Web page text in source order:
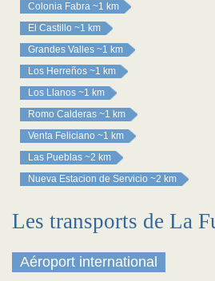
Colonia Fabra ~1 km
El Castillo ~1 km
Grandes Valles ~1 km
Los Herreños ~1 km
Los Llanos ~1 km
Romo Calderas ~1 km
Venta Feliciano ~1 km
Las Pueblas ~2 km
Nueva Estacion de Servicio ~2 km
Les transports de La
Aéroport international